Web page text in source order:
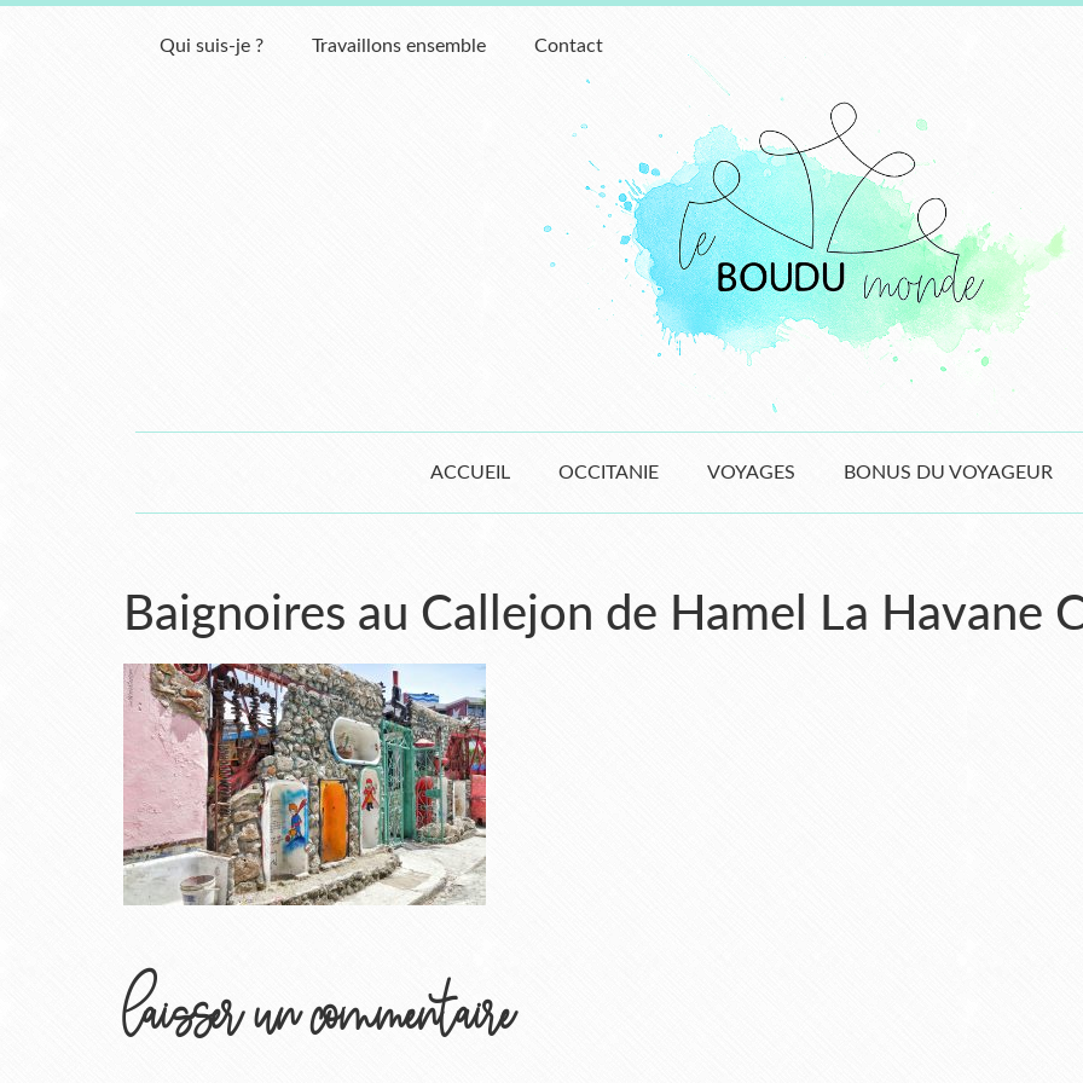
Qui suis-je ? Travaillons ensemble Contact
ACCUEIL OCCITANIE VOYAGES BONUS DU VOYAGEUR
Baignoires au Callejon de Hamel La Havane
laisser un commentaire